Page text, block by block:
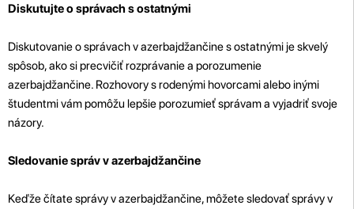
Diskutujte o správach s ostatnými
Diskutovanie o správach v azerbajdžančine s ostatnými je skvelý
spôsob, ako si precvičiť rozprávanie a porozumenie
azerbajdžančine. Rozhovory s rodenými hovorcami alebo inými
študentmi vám pomôžu lepšie porozumieť správam a vyjadriť svoje
názory.
Sledovanie správ v azerbajdžančine
Keďže čítate správy v azerbajdžančine, môžete sledovať správy v